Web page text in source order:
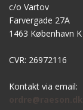
c/o Vartov
Farvergade 27A
1463 København K
CVR: 26972116
Kontakt via email:
ordre@raeson.dk